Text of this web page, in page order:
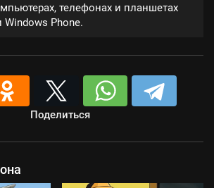
телефонах и планшетах
Windows Phone.
Поделиться